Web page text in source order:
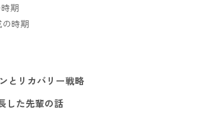
期
時期
とリカバリー戦略
した先輩の話